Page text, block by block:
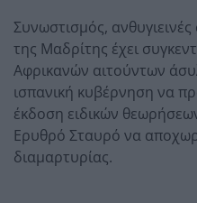
Συνωστισμός,
της Μαδρίτης έχει
Αφρικανών αιτούντων
ισπανική κυβέρνηση να
έκδοση ειδικών
Ερυθρό Σταυρό να
διαμαρτυρίας.